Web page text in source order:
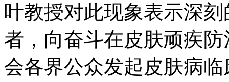
叶教授对此现象表示深
者，向奋斗在皮肤顽疾
会各界公众发起皮肤病